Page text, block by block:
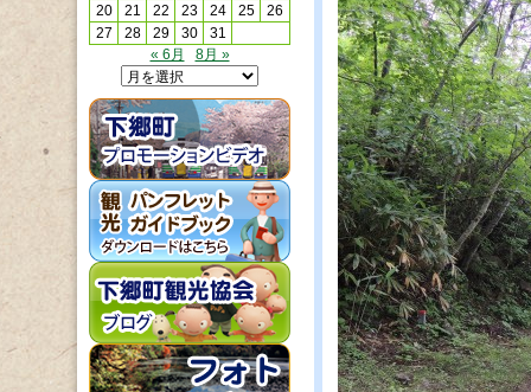
20
21 22 23 24 25
26
27
28 29 30
31
« 6月
8月 »